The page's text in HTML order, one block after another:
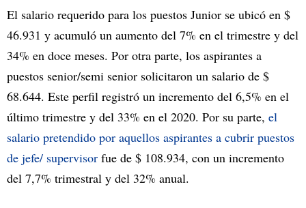
El salario requerido para los puestos Junior se ubicó en $
46.931 y acumuló un aumento del 7% en el trimestre y del
34% en doce meses. Por otra parte, los aspirantes a
puestos senior/semi senior solicitaron un salario de $
68.644. Este perfil registró un incremento del 6,5% en el
último trimestre y del 33% en el 2020. Por su parte, el
salario pretendido por aquellos aspirantes a cubrir puestos
de jefe/ supervisor fue de $ 108.934, con un incremento
del 7,7% trimestral y del 32% anual.